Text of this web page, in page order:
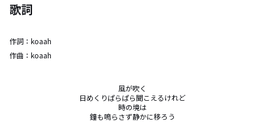
歌詞
作詞： koaah
作曲： koaah
風が吹く
日めくりぱらぱら聞こえるけれど
時の境は
鐘も鳴らさず静かに移ろう